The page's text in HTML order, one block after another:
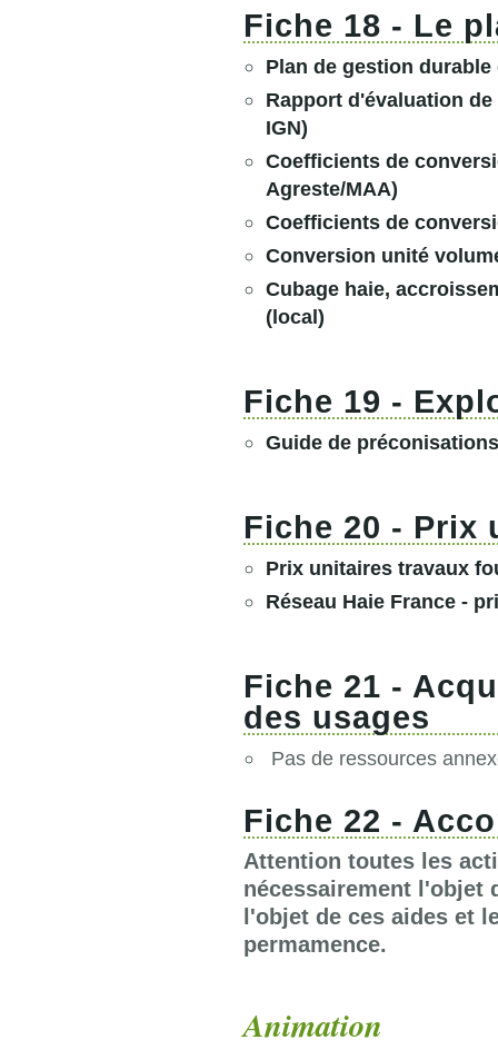
Fiche 18 - Le
Plan de gestion durable
Rapport d'évaluation
IGN)
Coefficients de
Agreste/MAA)
Coefficients de
Conversion unité
Cubage haie,
(local)
Fiche 19 -
Guide de
Fiche 20 - Prix
Prix unitaires travaux
Réseau Haie France -
Fiche 21 -
des usages
Pas de ressources
Fiche 22 -
Attention toutes les
nécessairement l'objet
l'objet de ces aides et
permamence.
Animation